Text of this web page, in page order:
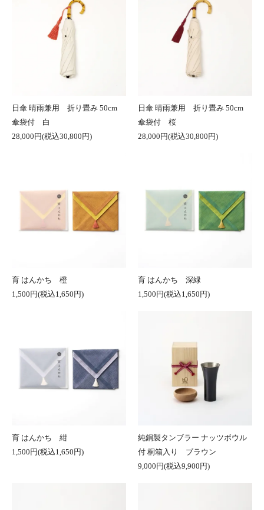
日傘 晴雨兼用 折り畳み 50cm
傘袋付 白
28,000円(税込30,800円)
日傘 晴雨兼用 折り畳み 50cm
傘袋付 桜
28,000円(税込30,800円)
育 はんかち 橙
1,500円(税込1,650円)
育 はんかち 深緑
1,500円(税込1,650円)
育 はんかち 紺
1,500円(税込1,650円)
純銅製タンブラー ナッツボウル
付 桐箱入り ブラウン
9,000円(税込9,900円)